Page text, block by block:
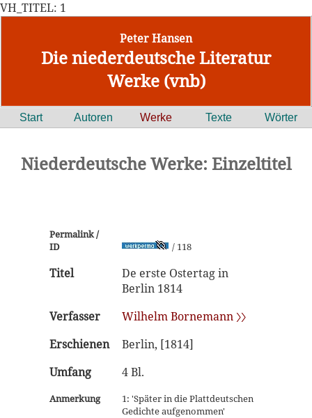
VH_TITEL: 1
Peter Hansen
Die niederdeutsche Literatur
Werke (vnb)
Start Autoren Werke Texte Wörter
Niederdeutsche Werke: Einzeltitel
Permalink /
ID
/ 118
Titel
De erste Ostertag in
Berlin 1814
Verfasser
Wilhelm Bornemann 〉〉
Erschienen
Berlin, [1814]
Umfang
4 Bl.
Anmerkung
1: 'Später in die Plattdeutschen
Gedichte aufgenommen'